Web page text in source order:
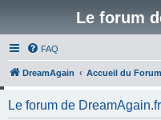
Le forum
FAQ
DreamAgain Accueil du Forum
Le forum de